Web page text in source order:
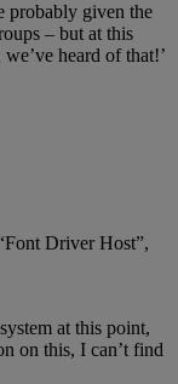
probably given the
– but at this
heard of that!’
Driver Host”,
at this point,
on this, I can’t find